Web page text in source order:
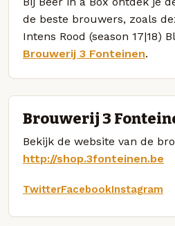
de beste brouwers, zoals
Intens Rood (season 17|18)
Brouwerij 3 Fonteinen.
Brouwerij 3
Bekijk de website van de
http://shop.3fonteinen.be
TwitterFacebookInstagram